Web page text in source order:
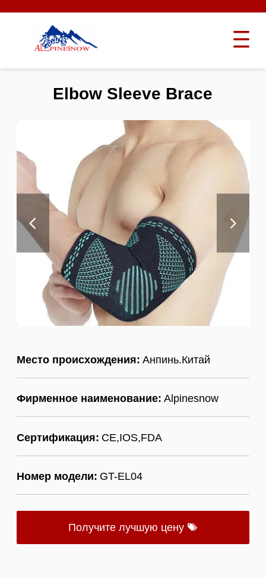
Место происхождения: Анпинь.Китай
Фирменное наименование: Alpinesnow
Сертификация: CE,IOS,FDA
Номер модели: GT-EL04
Получите лучшую цену
Elbow Sleeve Brace